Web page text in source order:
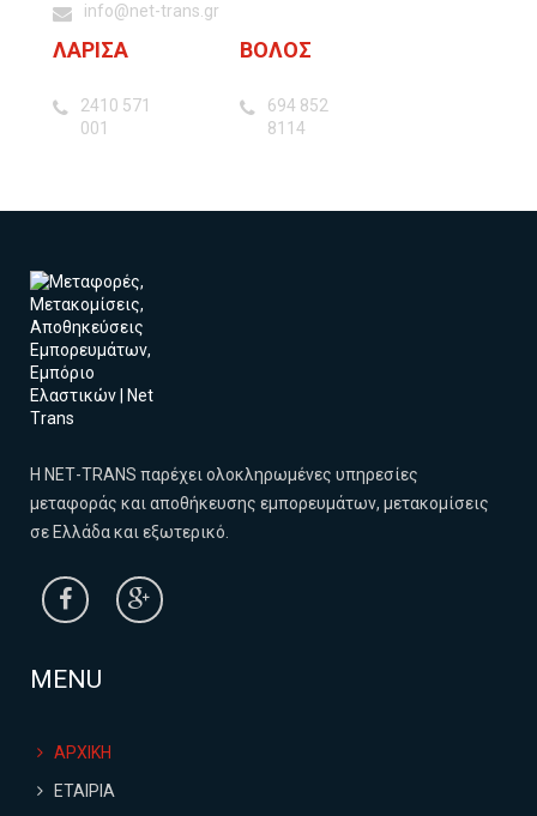
info@net-trans.gr
ΛΑΡΙΣΑ
‎2410 571
001
ΒΟΛΟΣ
694 852
8114
Η NΕΤ-TRANS παρέχει ολοκληρωμένες υπηρεσίες
μεταφοράς και αποθήκευσης εμπορευμάτων, μετακομίσεις
σε Ελλάδα και εξωτερικό.
MENU
ΑΡΧΙΚΗ
ΕΤΑΙΡΙΑ